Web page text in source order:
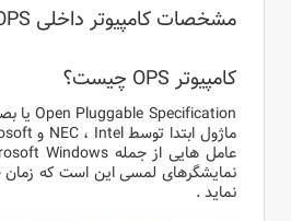
مشخصات کامپیوتر داخلی OPS مدل Ci5
کامپیوتر OPS چیست؟
نمایشگرهای لمسی این است که زمان
نماید .